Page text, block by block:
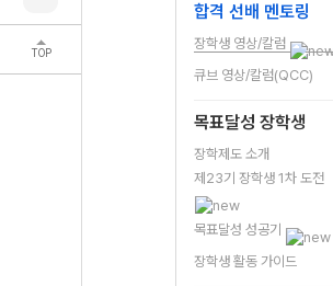
TOP
합격 선배 멘토링
장학생 영상/칼럼
큐브 영상/칼럼(QCC)
목표달성 장학생
장학제도 소개
제23기 장학생 1차 도전
목표달성 성공기
장학생 활동 가이드